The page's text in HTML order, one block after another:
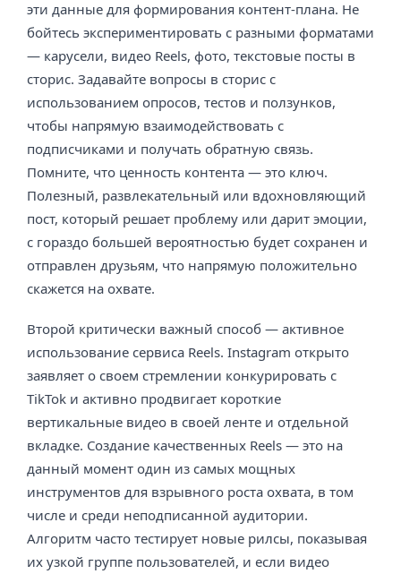
эти данные для формирования контент-плана. Не
бойтесь экспериментировать с разными форматами
— карусели, видео Reels, фото, текстовые посты в
сторис. Задавайте вопросы в сторис с
использованием опросов, тестов и ползунков,
чтобы напрямую взаимодействовать с
подписчиками и получать обратную связь.
Помните, что ценность контента — это ключ.
Полезный, развлекательный или вдохновляющий
пост, который решает проблему или дарит эмоции,
с гораздо большей вероятностью будет сохранен и
отправлен друзьям, что напрямую положительно
скажется на охвате.
Второй критически важный способ — активное
использование сервиса Reels. Instagram открыто
заявляет о своем стремлении конкурировать с
TikTok и активно продвигает короткие
вертикальные видео в своей ленте и отдельной
вкладке. Создание качественных Reels — это на
данный момент один из самых мощных
инструментов для взрывного роста охвата, в том
числе и среди неподписанной аудитории.
Алгоритм часто тестирует новые рилсы, показывая
их узкой группе пользователей, и если видео